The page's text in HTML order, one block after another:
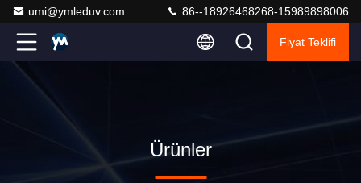
umi@ymleduv.com 86--18926468268-15989898006
Fiyat Teklifi
Ürünler